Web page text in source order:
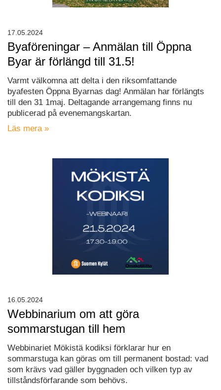
Byaföreningar – Anmälan till Öppna
Byar är förlängd till 31.5!
Varmt välkomna att delta i den riksomfattande
byafesten Öppna Byarnas dag! Anmälan har förlängts
till den 31 1maj. Deltagande arrangemang finns nu
publicerad på evenemangskartan.
Läs mera »
17.05.2024
Webbinarium om att göra
sommarstugan till hem
Webbinariet Mökistä kodiksi förklarar hur en
sommarstuga kan göras om till permanent bostad: vad
som krävs vad gäller byggnaden och vilken typ av
tillståndsförfarande som behövs.
16.05.2024